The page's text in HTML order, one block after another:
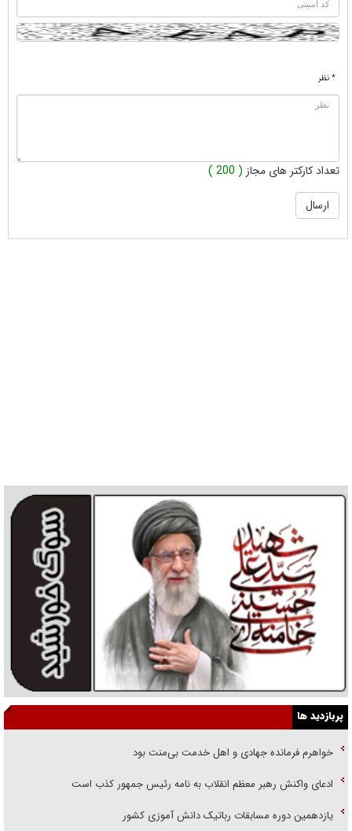
* نظر
تعداد کارکتر های مجاز ( 200 )
پربازدید ها
خواهرم فرمانده جهادی و اهل خدمت بی‌منت بود
ادعای واکنش رهبر معظم انقلاب به نامه رئیس جمهور کذب است
یازدهمین دوره مسابقات رباتیک دانش آموزی کشور